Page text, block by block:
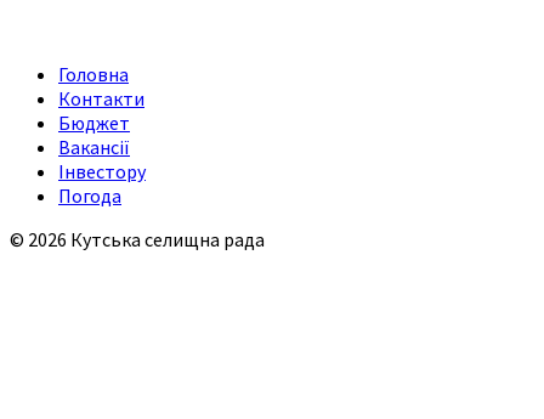
Головна
Контакти
Бюджет
Вакансії
Інвестору
Погода
© 2026 Кутська селищна рада